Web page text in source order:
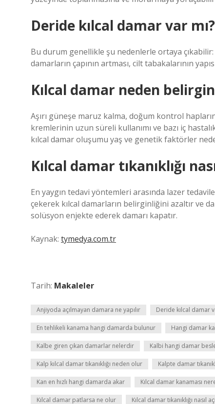
Deride kılcal damar var mı?
Bu durum genellikle şu nedenlerle ortaya
damarların çapının artması, cilt tabakalarının
Kılcal damar neden
Aşırı güneşe maruz kalma, doğum kontrol
kremlerinin uzun süreli kullanımı ve bazı iç
kılcal damar oluşumu yaş ve genetik faktörler
Kılcal damar tıkanıklığı
En yaygın tedavi yöntemleri arasında lazer
çekerek kılcal damarların belirginliğini azaltır ve
solüsyon enjekte ederek damarı kapatır.
Kaynak: tymedya.com.tr
Tarih: Makaleler
Anjiyoda açılmayan damara ne yapılır Deride kılcal damar
En tehlikeli kanama hangi damarda bulunur Hangi damar
Kalbe giren çıkan damarlar nelerdir Kalbi hangi damar
Kalp kılcal damar tıkanıklığı neden olur Kalpte damar
Kan en hızlı hangi damarda akar Kılcal damar kanaması
Kılcal damar patlarsa ne olur Kılcal damar tıkanıklığı nasıl